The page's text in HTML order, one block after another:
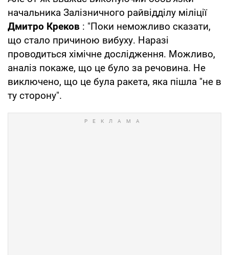
начальника Залізничного райвідділу міліції
Дмитро Креков : "Поки неможливо сказати,
що стало причиною вибуху. Наразі
проводиться хімічне дослідження. Можливо,
аналіз покаже, що це було за речовина. Не
виключено, що це була ракета, яка пішла "не в
ту сторону".